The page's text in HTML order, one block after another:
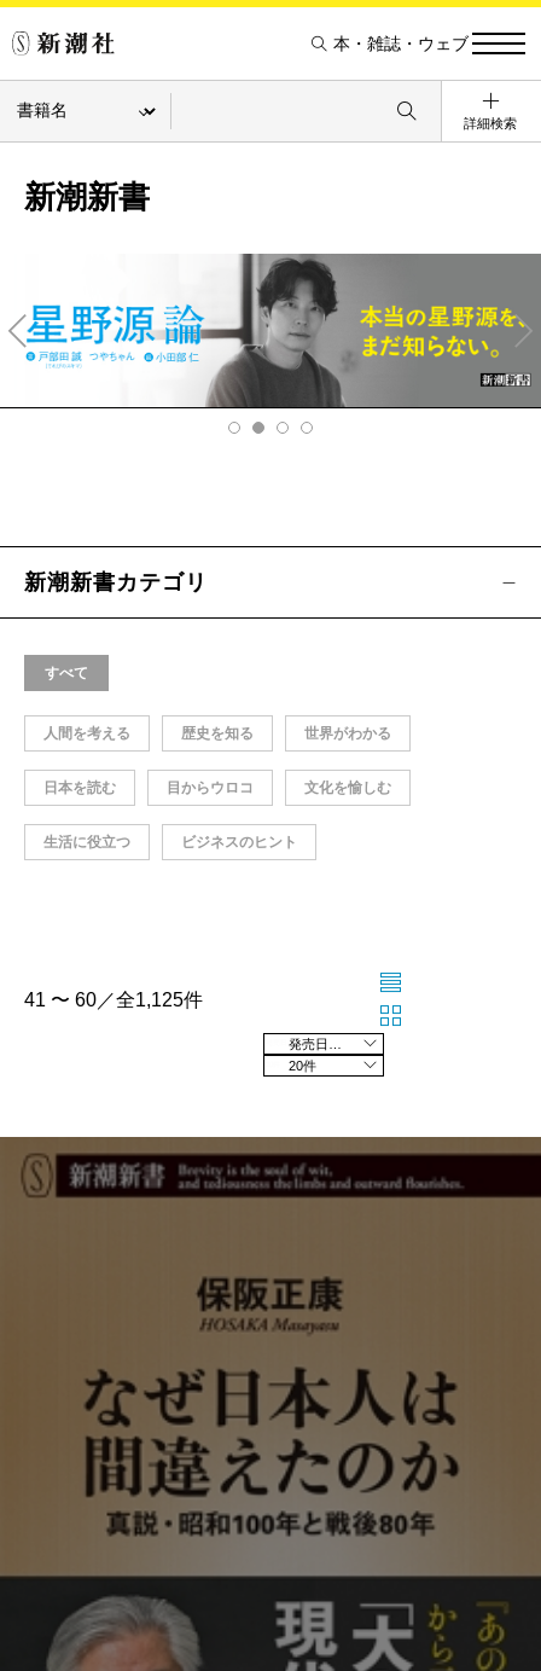
本・雑誌・ウェブ
詳細検索
新潮新書
v
Ne
xt
新潮新書カテゴリ
すべて
人間を考える 歴史を知る 世界がわかる
日本を読む 目からウロコ 文化を愉しむ
生活に役立つ ビジネスのヒント
41 〜 60／全1,125件
20件